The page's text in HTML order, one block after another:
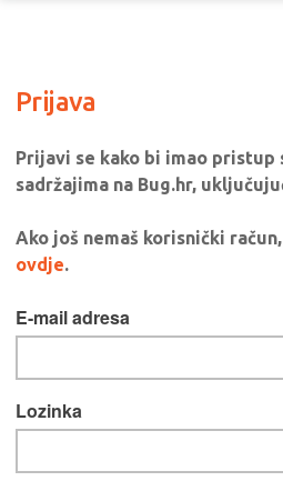
Prijava
Prijavi se kako bi imao
sadržajima na Bug.hr,
Ako još nemaš korisnički
ovdje.
E-mail adresa
Lozinka